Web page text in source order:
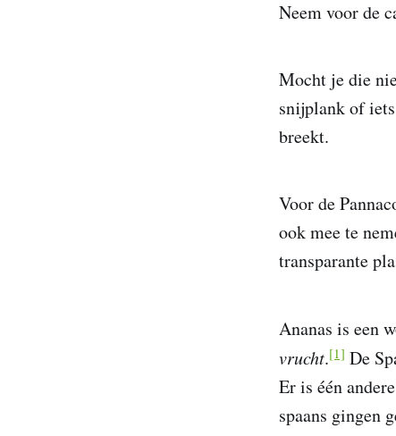
Neem voor de
Mocht je die
snijplank of
breekt.
Voor de
ook mee te
transparante
Ananas is een
vrucht.[1] De
Er is één
spaans gingen